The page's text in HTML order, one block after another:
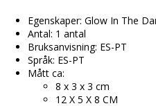
Egenskaper: Glow In The
Antal: 1 antal
Bruksanvisning: ES-PT
Språk: ES-PT
Mått ca:
8 x 3 x 3 cm
12 X 5 X 8 CM